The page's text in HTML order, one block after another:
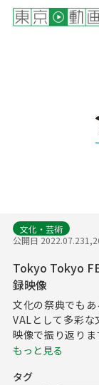
文化・芸術
公開日 2022.07.23
Tokyo Tokyo
録映像
文化の祭典でも
VALとして多彩
映像で振り返りま
もっと見る
タグ